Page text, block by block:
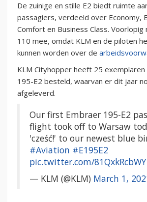
De zuinige en stille E2 biedt ruimte
passagiers, verdeeld over Economy,
Comfort en Business Class.
110 mee, omdat KLM en de piloten
kunnen worden over de
KLM Cityhopper heeft 25
195-E2 besteld, waarvan er dit jaar
afgeleverd.
Our first Embraer 195-E2
flight took off to Warsaw
'cześć!' to our newest blue
#Aviation #E195E2
pic.twitter.com/81QxkRcbWY
— KLM (@KLM) March 1,